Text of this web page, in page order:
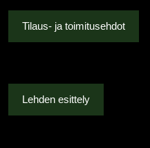
Tilaus- ja toimitusehdot
Lehden esittely